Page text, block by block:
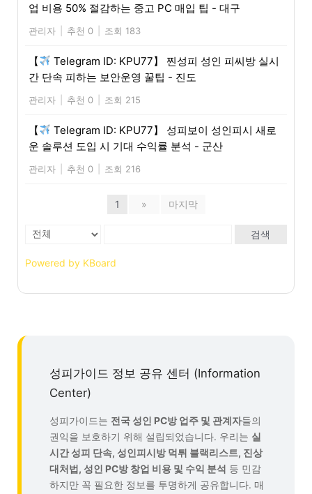
업 비용 50% 절감하는 중고 PC 매입 팁 - 대구
관리자 추천 0 조회 183
【
Telegram ID: KPU77】 찐성피 성인 피씨방 실시
간 단속 피하는 보안운영 꿀팁 - 진도
관리자 추천 0 조회 215
【
Telegram ID: KPU77】 성피보이 성인피시 새로
운 솔루션 도입 시 기대 수익률 분석 - 군산
관리자 추천 0 조회 216
1 » 마지막
검색
Powered by KBoard
성피가이드 정보 공유 센터 (Information
Center)
성피가이드는 전국 성인 PC방 업주 및 관계자들의
권익을 보호하기 위해 설립되었습니다. 우리는 실
시간 성피 단속, 성인피시방 먹튀 블랙리스트, 진상
대처법, 성인 PC방 창업 비용 및 수익 분석 등 민감
하지만 꼭 필요한 정보를 투명하게 공유합니다. 매